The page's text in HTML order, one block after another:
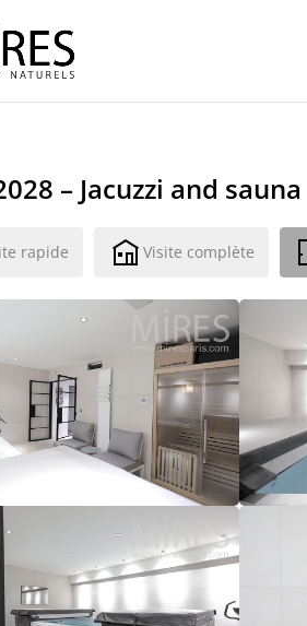
– Jacuzzi and sauna
rapide Visite complète